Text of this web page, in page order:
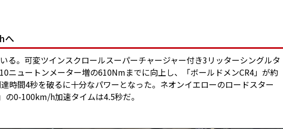
へ
る。可変ツインスクロールスーパーチャージャー付き3リッターシングルタ
ニュートンメーター増の610Nmまでに向上し、「ボールドメンCR4」が約
時間4秒を破るに十分なパワーとなった。ネオンイエローのロードスター
0-100km/h加速タイムは4.5秒だ。